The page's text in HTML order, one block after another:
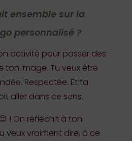
ensemble sur la
personnalisé ?
activité pour passer des
ton image. Tu veux être
Respectée. Et ta
aller dans ce sens.
! On réfléchit à ton
veux vraiment dire, à ce